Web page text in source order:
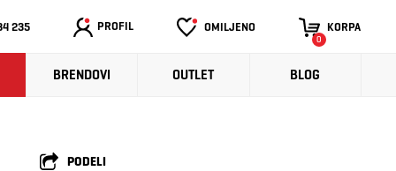
235 PROFIL OMILJENO KORPA
0
BRENDOVI OUTLET BLOG
PODELI